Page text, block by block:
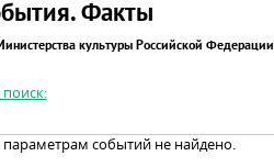
Факты
культуры Российской Федерации
событий не найдено.